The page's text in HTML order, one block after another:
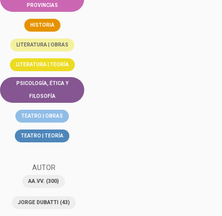
PROVINCIAS
HISTORIA
LITERATURA | OBRAS
LITERATURA | TEORÍA
PSICOLOGÍA, ÉTICA Y
FILOSOFÍA
TEATRO | OBRAS
TEATRO | TEORÍA
AUTOR
AA.VV. (300)
JORGE DUBATTI(43)